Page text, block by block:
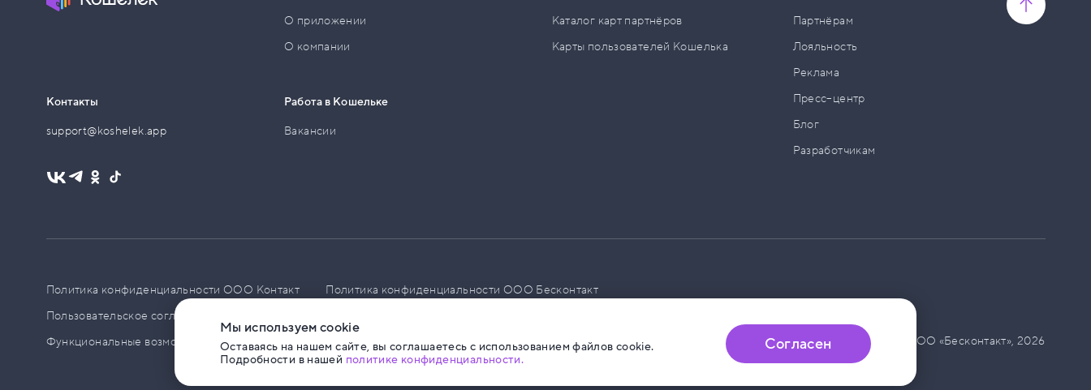
Контакты
support@koshelek.app
О приложении
О компании
Работа в Кошельке
Вакансии
Каталог карт партнёров
Карты пользователей Кошелька
Партнёрам
Лояльность
Реклама
Пресс–центр
Блог
Разработчикам
Политика конфиденциальности ООО Контакт
Политика конфиденциальности ООО Бесконтакт
Пользовательское соглашение
Функциональные возможности ПО
© ООО «Бесконтакт», 2026
Мы используем cookie
Оставаясь на нашем сайте, вы соглашаетесь с использованием файлов cookie.
Подробности в нашей политике конфиденциальности.
Согласен